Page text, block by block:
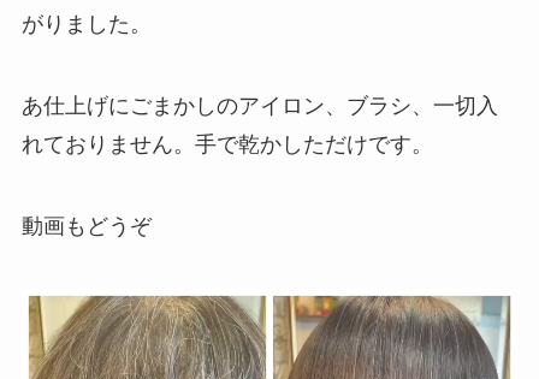
がりました。
あ仕上げにごまかしのアイロン、ブラシ、一切入
れておりません。手で乾かしただけです。
動画もどうぞ
動
画